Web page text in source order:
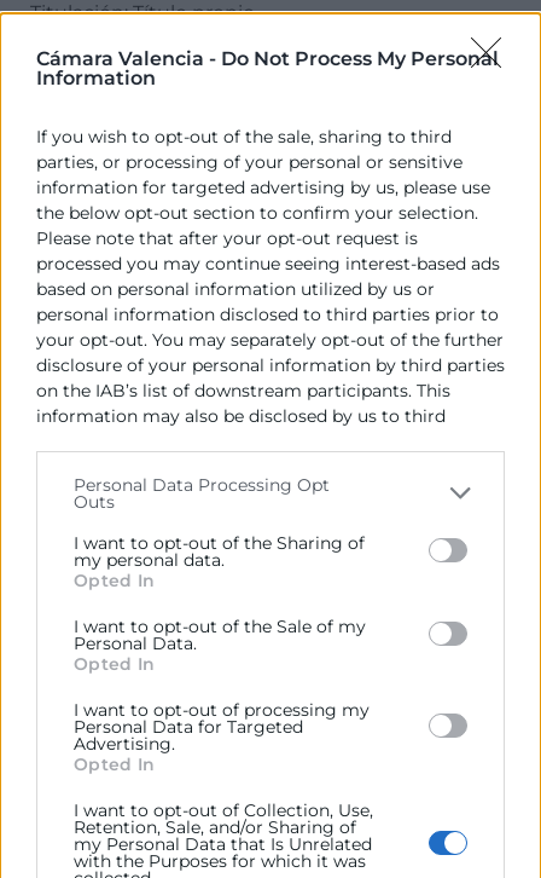
Cámara Valencia - Do Not Process My Personal
Information
If you wish to opt-out of the sale, sharing to third
parties, or processing of your personal or sensitive
information for targeted advertising by us, please use
the below opt-out section to confirm your selection.
Please note that after your opt-out request is
processed you may continue seeing interest-based ads
based on personal information utilized by us or
personal information disclosed to third parties prior to
your opt-out. You may separately opt-out of the further
disclosure of your personal information by third parties
on the IAB’s list of downstream participants. This
information may also be disclosed by us to third
Please note that this website/app uses one or more
Google services and may gather and store information
including but not limited to your visit or usage
behaviour. You may click to grant or deny consent to
below specified purposes in below Google consent
section.
Personal Data Processing Opt
Outs
I want to opt-out of the Sharing of
my personal data.
Opted In
I want to opt-out of the Sale of my
Personal Data.
Opted In
I want to opt-out of processing my
Personal Data for Targeted
Advertising.
Opted In
I want to opt-out of Collection, Use,
Retention, Sale, and/or Sharing of
my Personal Data that Is Unrelated
with the Purposes for which it was
Titulación: Título propio
Estoy interesado
Healthy Cooking
Tipo: presencial
Horas: 90
Fechas: del 7 al 30 de septiembre
Titulación: Título propio